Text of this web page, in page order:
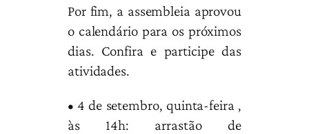
Por fim, a assembleia aprovou
o calendário para os próximos
dias. Confira e participe das
atividades.
• 4 de setembro, quinta-feira ,
às 14h: arrastão de